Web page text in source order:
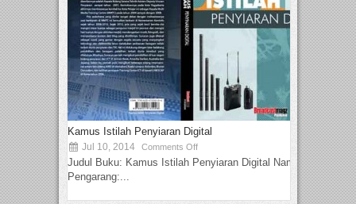
Kamus Istilah Penyiaran Digital
Jul 10, 2014 Comments Off
Judul Buku: Kamus Istilah Penyiaran Digital Nama
Pengarang:...